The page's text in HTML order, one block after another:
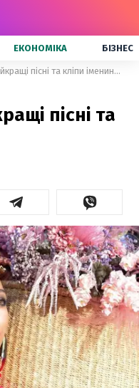
ЕКОНОМІКА БІЗНЕС
Бейонсе – 39: найкращі пісні та кліпи іменинниці
пісні та